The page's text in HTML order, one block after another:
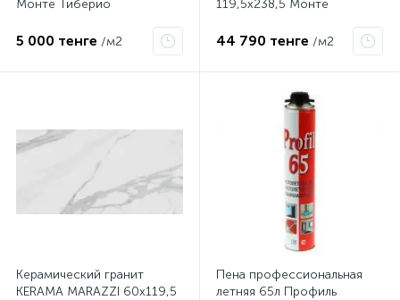
Монте Тиберио
SG622602R
5 000 тенге /м2
119,5х238,5 Монте
лаппатированный
44 790 тенге /м2
Керамический гранит
KERAMA MARAZZI 60x119,5
Пена профессиональная
летняя 65л Профиль